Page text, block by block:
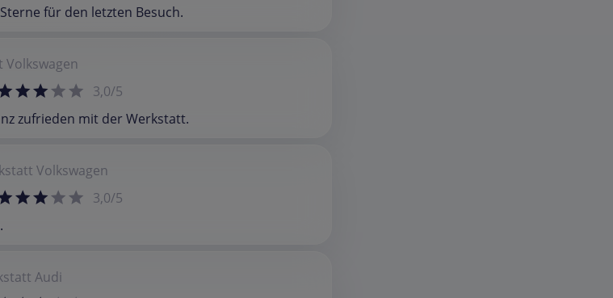
für den letzten Besuch.
Volkswagen
3,0/5
zufrieden mit der Werkstatt.
Volkswagen
3,0/5
Audi